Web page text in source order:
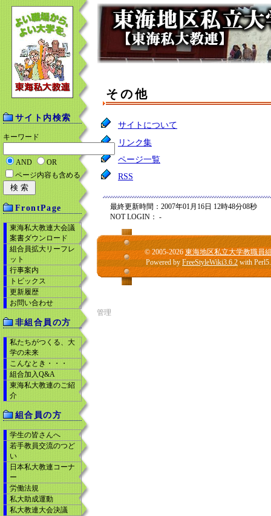
その他
サイトについて
リンク集
ページ一覧
RSS
最終更新時間：2007年01月16日 12時48分08秒
NOT LOGIN： -
© 2005-2026 東海地区私立大学教職員
Powered byFreeStyleWiki3.6.2 with
管理
サイト内検索
キーワード
AND
OR
ページ内容も含める
FrontPage
東海私大教連大会議
案書ダウンロード
組合員拡大リーフレ
ット
行事案内
トピックス
更新履歴
お問い合わせ
非組合員の方
私たちがつくる、大
学の未来
こんなとき・・・
組合加入Q&A
東海私大教連のご紹
介
組合員の方
学生の皆さんへ
若手教員交流のつど
い
日本私大教連コーナ
ー
労働法規
私大助成運動
私大教連大会決議